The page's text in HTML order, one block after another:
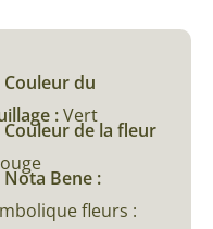
Couleur du
:Vert
Couleur de la fleur
Nota Bene :
fleurs :